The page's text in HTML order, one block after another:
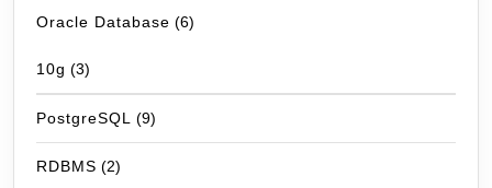
Oracle Database (6)
10g (3)
PostgreSQL (9)
RDBMS (2)